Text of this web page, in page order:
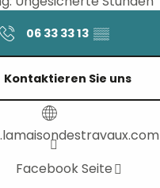
06 33 33 13 ▒▒
Kontaktieren Sie uns
Facebook Seite